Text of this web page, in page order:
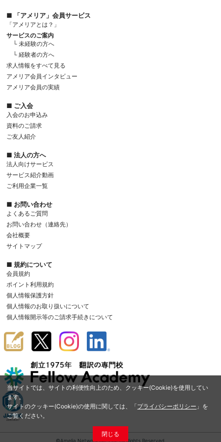
当サイトでは、サイトの利便性向上のため、クッキー(Cookie)を使用してい
ます。
サイトのクッキー(Cookie)の使用に関しては、「プライバシーポリシー 」を
ご覧ください。
閉じる
■ 「アメリア」会員サービス
「アメリアとは？」
サービスのご案内
└ 未経験の方へ
└ 経験者の方へ
求人情報をすべて見る
アメリア会員インタビュー
アメリア会員の実績
■ ご入会
入会のお申込み
資料のご請求
ご友人紹介
■ 法人の方へ
法人向けサービス
サービス紹介動画
ご利用企業一覧
■ お問い合わせ
よくあるご質問
お問い合わせ（連絡先）
会社概要
サイトマップ
■ 規約について
会員規約
ポイント利用規約
個人情報保護方針
個人情報のお取り扱いについて
個人情報開示等のご請求手続きについて
©Amelia Network Co.,Ltd. All Rights Reserved.